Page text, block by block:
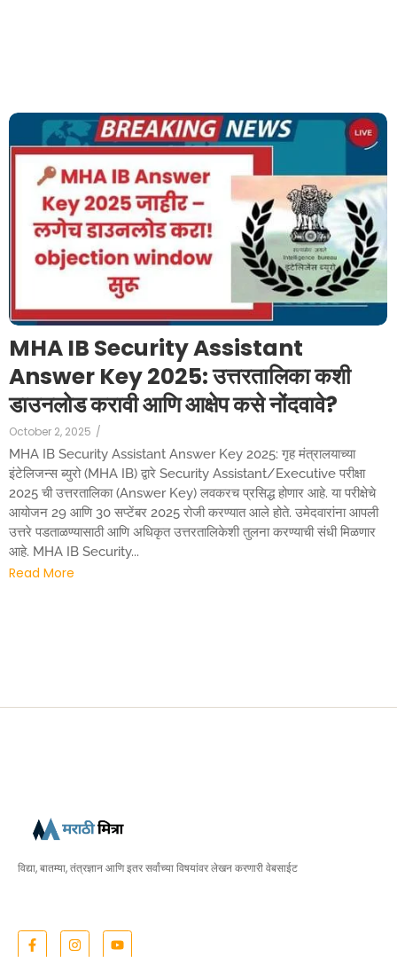
MHA IB Security Assistant
Answer Key 2025: उत्तरतालिका कशी
डाउनलोड करावी आणि आक्षेप कसे नोंदवावे?
October 2, 2025 /
MHA IB Security Assistant Answer Key 2025: गृह मंत्रालयाच्या
इंटेलिजन्स ब्युरो (MHA IB) द्वारे Security Assistant/Executive परीक्षा
2025 ची उत्तरतालिका (Answer Key) लवकरच प्रसिद्ध होणार आहे. या परीक्षेचे
आयोजन 29 आणि 30 सप्टेंबर 2025 रोजी करण्यात आले होते. उमेदवारांना आपली
उत्तरे पडताळण्यासाठी आणि अधिकृत उत्तरतालिकेशी तुलना करण्याची संधी मिळणार
आहे. MHA IB Security...
Read More
विद्या, बातम्या, तंत्रज्ञान आणि इतर सर्वांच्या विषयांवर लेखन करणारी वेबसाईट